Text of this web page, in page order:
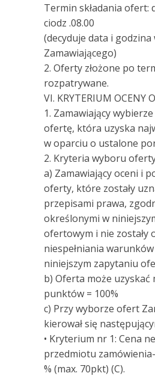
Termin składania ofert:
ciodz .08.00
(decyduje data i godzina
Zamawiającego)
2. Oferty złożone po
rozpatrywane.
VI. KRYTERIUM OCENY
1. Zamawiający
ofertę, która uzyska
w oparciu o ustalone
2. Kryteria wyboru
a) Zamawiający oceni i
oferty, które zostały
przepisami prawa,
określonymi w
ofertowym i nie zostały
niespełniania
niniejszym zapytaniu
b) Oferta może uzyskać
punktów = 100%
c) Przy wyborze ofert
kierował się
• Kryterium nr 1: Cena
przedmiotu
% (max. 70pkt) (C).